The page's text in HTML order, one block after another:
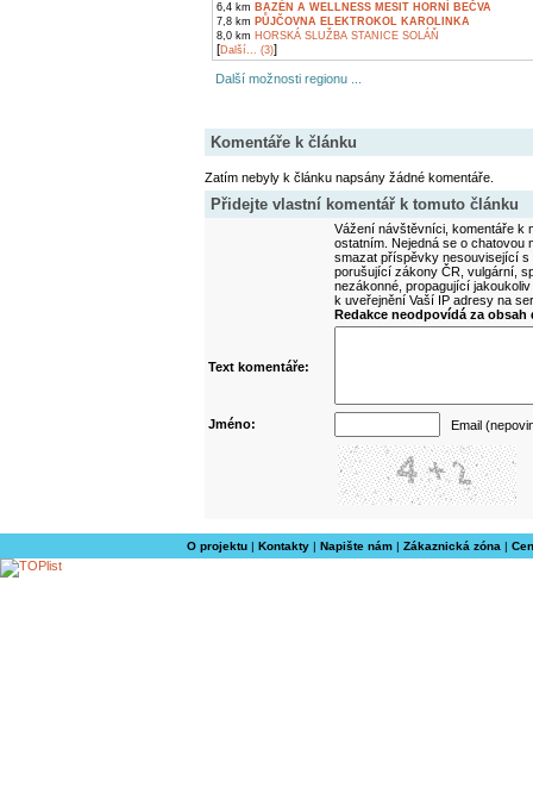
6,4 km BAZÉN A WELLNESS MESIT HORNÍ BEČVA
7,8 km PŮJČOVNA ELEKTROKOL KAROLINKA
8,0 km HORSKÁ SLUŽBA STANICE SOLÁŇ
[Další... (3)]
Další možnosti regionu ...
Komentáře k článku
Zatím nebyly k článku napsány žádné komentáře.
Přidejte vlastní komentář k tomuto článku
Vážení návštěvníci, komentáře k
ostatním. Nejedná se o
smazat příspěvky nesouvisející
porušující zákony ČR, vulgární,
nezákonné, propagující
k uveřejnění Vaší IP adresy na
Redakce neodpovídá za
Text komentáře:
Jméno: Email
O projektu| Kontakty| Napište nám| Zákaznická zóna |